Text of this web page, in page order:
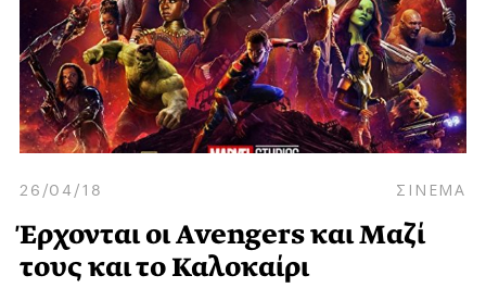
26/04/18 ΣΙΝΕΜΑ
Έρχονται οι Avengers και Μαζί
τους και το Καλοκαίρι